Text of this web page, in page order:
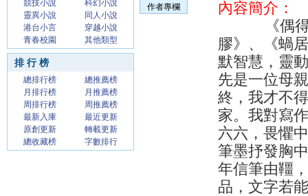
競技小說
科幻小說
靈異小說
同人小說
港台小言
穿越小說
青春校園
其他類型
排 行 榜
總排行榜
總推薦榜
月排行榜
月推薦榜
周排行榜
周推薦榜
最新入庫
最近更新
原創更新
轉載更新
總收藏榜
字數排行
作者專欄
內容簡介：
《偶得日
膠》、《蝸
默智慧，靈
先是一位母
終，我才不
家。我對寫
六六，畏懼
筆墨抒發胸
年信筆由韁
品，文字若